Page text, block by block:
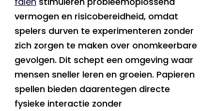
vermogen en risicobereidheid, omdat
spelers durven te experimenteren zonder
zich zorgen te maken over onomkeerbare
gevolgen. Dit schept een omgeving waar
mensen sneller leren en groeien. Papieren
spellen bieden daarentegen directe
fysieke interactie zonder